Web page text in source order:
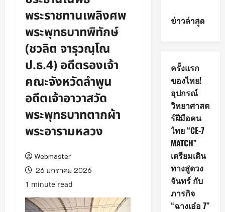
พระราชทานเพลิงศพ
พระพุทธบาทพิทักษ์
(ชวลิต จารุวณฺโณ
ป.ธ.4) อดีตรองเจ้า
คณะจังหวัดลำพูน
อดีตเจ้าอาวาสวัด
พระพุทธบาทตากผ้า
พระอารามหลวง
Webmaster
26 มกราคม 2026
1 minute read
ข่าวล่าสุด
ครั้งแรก
ของไทย!
อุปกรณ์
วิทยาศาสต
ร์ฝีมือคน
ไทย “CE-7
MATCH”
เตรียมเดิน
ทางสู่ดวง
จันทร์ กับ
ภารกิจ
“ฉางเอ๋อ 7”